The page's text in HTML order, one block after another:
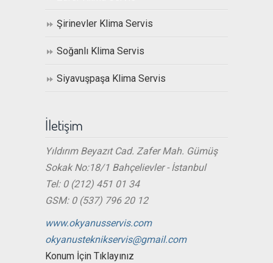
Şirinevler Klima Servis
Soğanlı Klima Servis
Siyavuşpaşa Klima Servis
İletişim
Yıldırım Beyazıt Cad. Zafer Mah. Gümüş
Sokak No:18/1 Bahçelievler - İstanbul
Tel: 0 (212) 451 01 34
GSM: 0 (537) 796 20 12
www.okyanusservis.com
okyanusteknikservis@gmail.com
Konum İçin Tıklayınız